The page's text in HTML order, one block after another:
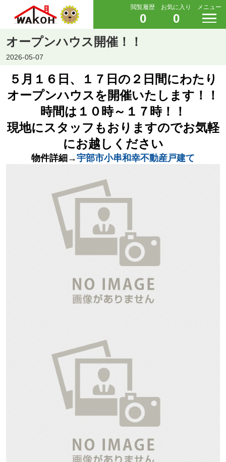
閲覧履歴
0
お気に入り
0
メニュー
オープンハウス開催！！
2026-05-07
５月１６日、１７日の２日間にわたり
オープンハウスを開催いたします！！
時間は１０時～１７時！！
現地にスタッフもおりますのでお気軽
にお越しください
物件詳細→宇部市小串和幸不動産戸建て